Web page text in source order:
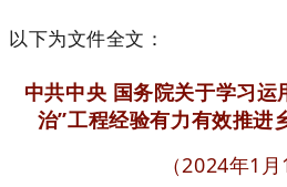
以下为文件全文：
中共中央 国务院关于学习运
治”工程经验有力有效推进
（2024年1月